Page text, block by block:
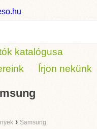
katalógusa
Írjon nekünk
› Samsung